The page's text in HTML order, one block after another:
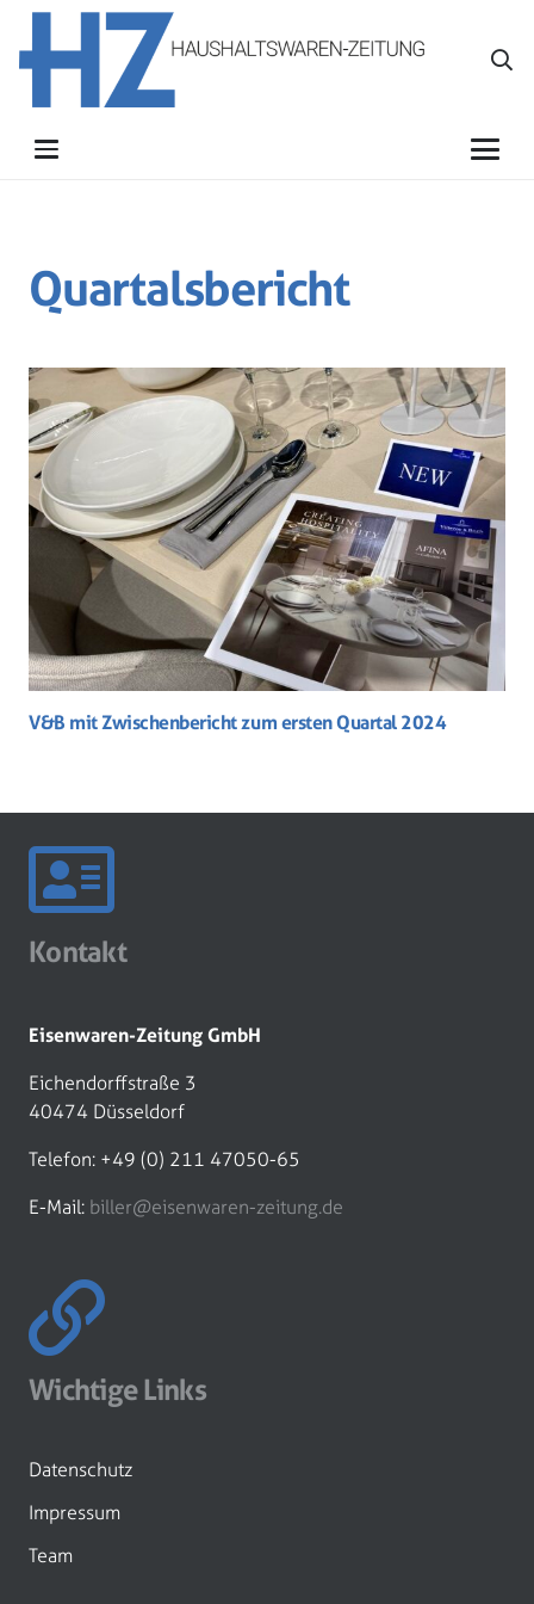
Quartalsbericht
V&B mit Zwischenbericht zum ersten Quartal 2024
Kontakt
Eisenwaren-Zeitung GmbH
Eichendorffstraße 3
40474 Düsseldorf
Telefon: +49 (0) 211 47050-65
E-Mail: biller@eisenwaren-zeitung.de
Wichtige Links
Datenschutz
Impressum
Team